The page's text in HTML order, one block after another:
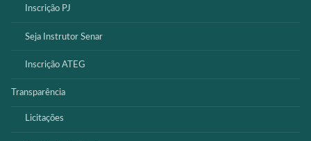
Inscrição PJ
Seja Instrutor Senar
Inscrição ATEG
Transparência
Licitações